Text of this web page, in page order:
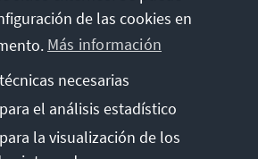
de la KAS
Pie de imprenta
datos
sobre accesibilidad
de las cookies en
Más información
necesarias
el análisis estadístico
la visualización de los